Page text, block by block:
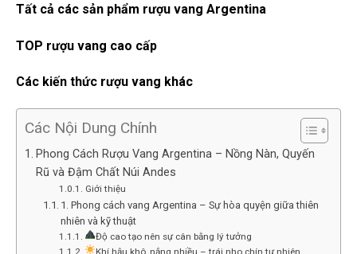
Tất cả các sản phẩm rượu vang Argentina
TOP rượu vang cao cấp
Các kiến thức rượu vang khác
Các Nội Dung Chính
Phong Cách Rượu Vang Argentina – Nồng Nàn, Quyến
Rũ và Đậm Chất Núi Andes
Giới thiệu
1. Phong cách vang Argentina – Sự hòa quyện giữa thiên
nhiên và kỹ thuật
Độ cao tạo nên sự cân bằng lý tưởng
Khí hậu khô, nắng nhiều – trái nho chín tự nhiên